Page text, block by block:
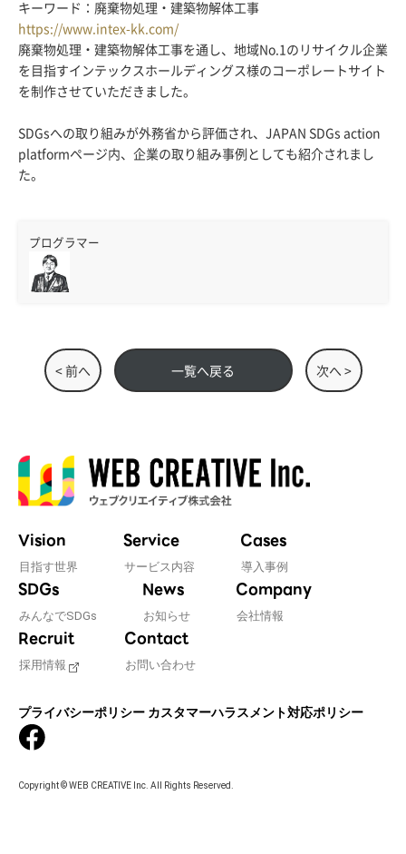
キーワード：廃棄物処理・建築物解体工事
https://www.intex-kk.com/
廃棄物処理・建築物解体工事を通し、地域No.1のリサイクル企業
を目指すインテックスホールディングス様のコーポレートサイト
を制作させていただきました。
SDGsへの取り組みが外務省から評価され、JAPAN SDGs action
platformページ内、企業の取り組み事例としても紹介されまし
た。
プログラマー
< 前へ 一覧へ戻る 次へ >
Vision
目指す世界
Service
サービス内容
Cases
導入事例
SDGs
みんなでSDGs
News
お知らせ
Company
会社情報
Recruit
採用情報
Contact
お問い合わせ
プライバシーポリシー カスタマーハラスメント対応ポリシー
Copyright © WEB CREATIVE Inc. All Rights Reserved.